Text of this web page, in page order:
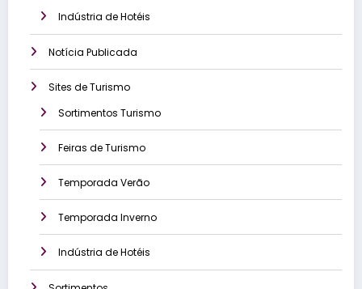
Indústria de Hotéis
Notícia Publicada
Sites de Turismo
Sortimentos Turismo
Feiras de Turismo
Temporada Verão
Temporada Inverno
Indústria de Hotéis